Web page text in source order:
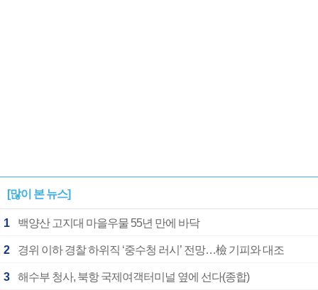
[많이 본 뉴스]
1 백양산 고지대 마을우물 55년 만에 바닥
2 경위 이하 경찰 하위직 ‘중수청 러시’ 전망…檢 기피와 대조
3 해수부 청사, 북항 국제여객터미널 옆에 선다(종합)